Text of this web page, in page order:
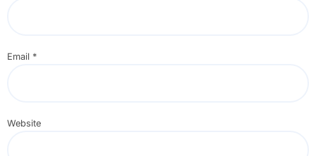
Email *
Website